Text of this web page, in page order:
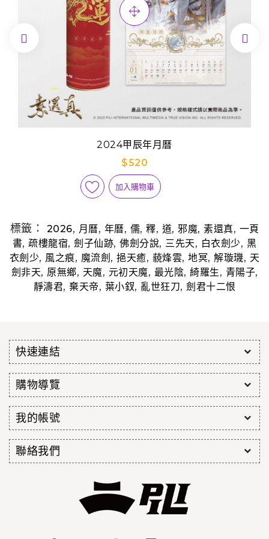
2024甲辰年月曆
$520
加入購物車
 
標籤： 2026, 月曆, 年曆, 儒, 釋, 道, 邪魔, 素還真, 一頁
書,疏樓龍宿,劍子仙跡,佛劍分說, 三先天, 白衣劍少, 黑
衣劍少, 風之痕, 魔流劍 ,挹天癒, 藐烽雲,地冥,解璇璣, 天
劍非天, 原無鄉, 天魔, 元初天魔, 最光陰, 綺羅生, 青陽子,
靜濤君, 棄天帝, 葉小釵, 亂世狂刀, 劍君十二恨
快速連結
購物導覽
我的帳號
聯絡我們